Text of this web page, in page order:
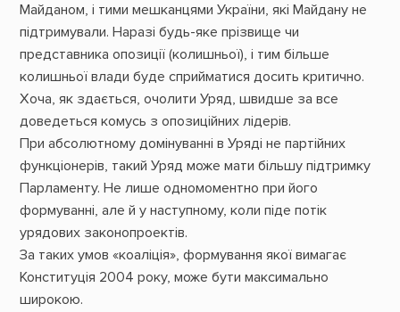
Майданом, і тими мешканцями України, які Майдану не
підтримували. Наразі будь-яке прізвище чи
представника опозиції (колишньої), і тим більше
колишньої влади буде сприйматися досить критично.
Хоча, як здається, очолити Уряд, швидше за все
доведеться комусь з опозиційних лідерів.
При абсолютному домінуванні в Уряді не партійних
функціонерів, такий Уряд може мати більшу підтримку
Парламенту. Не лише одномоментно при його
формуванні, але й у наступному, коли піде потік
урядових законопроектів.
За таких умов «коаліція», формування якої вимагає
Конституція 2004 року, може бути максимально
широкою.